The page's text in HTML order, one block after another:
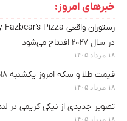
خبرهای امروز:
در سال ۲۰۲۷ افتتاح می‌شود
۱۸ مرداد ۱۴۰۵
قیمت طلا و سکه امروز یکشنبه ۱۸مرداد/ کاهش همه قیمت ها + جدول
۱۸ مرداد ۱۴۰۵
تصویر جدیدی از نیکی کریمی در
۱۸ مرداد ۱۴۰۵